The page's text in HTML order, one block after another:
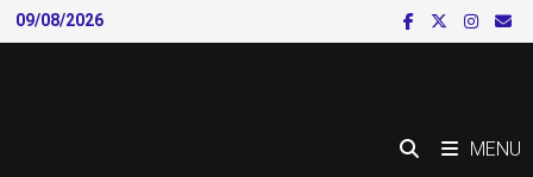
Skip
to
09/08/2026
MENU